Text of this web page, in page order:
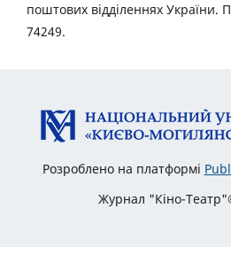
поштових відділеннях України.
74249.
Розроблено на платформі
Журнал "Кіно-